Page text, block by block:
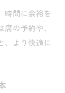
時間に余裕を
の予約や、
、より快適に